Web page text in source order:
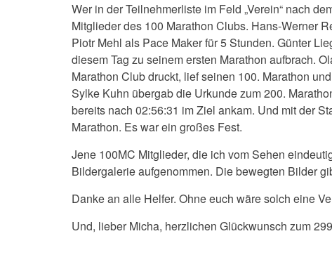
Wer in der Teilnehmerliste im Feld „Verein“ nach
Mitglieder des 100 Marathon Clubs. Hans-Werner
Piotr Mehl als Pace Maker für 5 Stunden. Günter
diesem Tag zu seinem ersten Marathon aufbrach.
Marathon Club druckt, lief seinen 100. Marathon
Sylke Kuhn übergab die Urkunde zum 200.
bereits nach 02:56:31 im Ziel ankam. Und mit der
Marathon. Es war ein großes Fest.
Jene 100MC Mitglieder, die ich vom Sehen
Bildergalerie aufgenommen. Die bewegten Bilder
Danke an alle Helfer. Ohne euch wäre solch eine
Und, lieber Micha, herzlichen Glückwunsch zum